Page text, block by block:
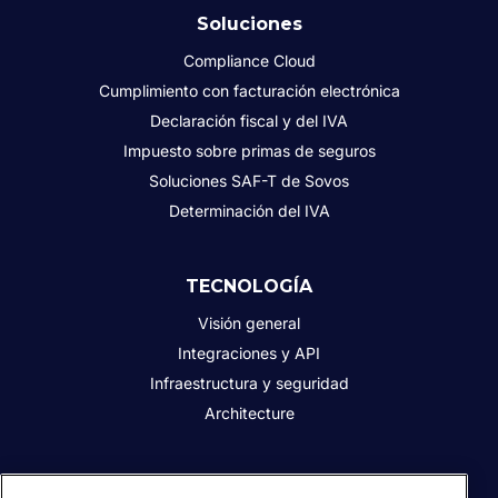
Soluciones
Compliance Cloud
Cumplimiento con facturación electrónica
Declaración fiscal y del IVA
Impuesto sobre primas de seguros
Soluciones SAF-T de Sovos
Determinación del IVA
TECNOLOGÍA
Visión general
Integraciones y API
Infraestructura y seguridad
Architecture